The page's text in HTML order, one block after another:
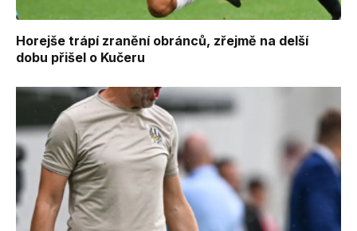
Horejše trápí zranění obránců, zřejmě na delší
dobu přišel o Kučeru